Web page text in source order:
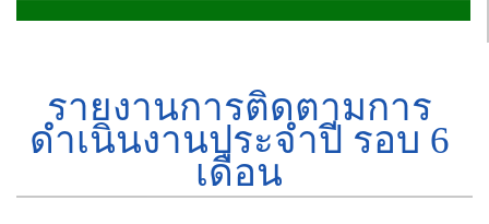
รายงานการติดตามการ
ดำเนินงานประจำปี รอบ 6
เดือน